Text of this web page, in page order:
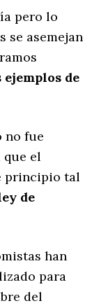
pero lo
se asemejan
de
no fue
el
principio tal
de
han
para
del